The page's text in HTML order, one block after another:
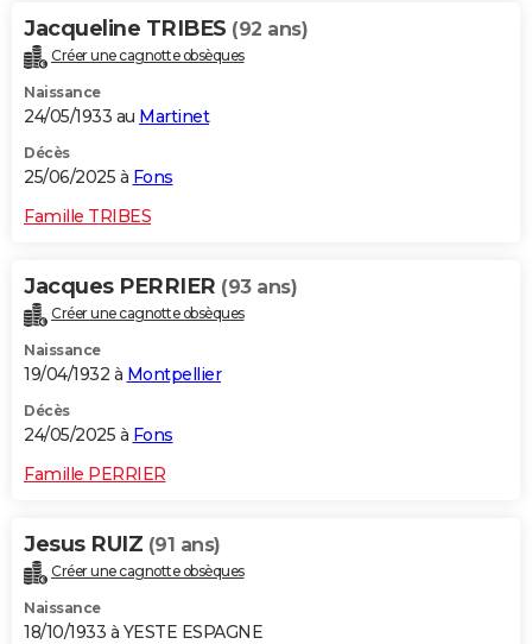
Jacqueline TRIBES (92 ans)
Créer une cagnotte obsèques
Naissance
24/05/1933 au Martinet
Décès
25/06/2025 à Fons
Famille TRIBES
Jacques PERRIER (93 ans)
Créer une cagnotte obsèques
Naissance
19/04/1932 à Montpellier
Décès
24/05/2025 à Fons
Famille PERRIER
Jesus RUIZ (91 ans)
Créer une cagnotte obsèques
Naissance
18/10/1933 à YESTE ESPAGNE